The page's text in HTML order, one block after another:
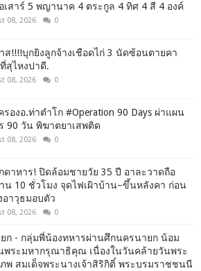
เสาร์ 5 พญานาค 4 ตระกูล 4 ทิศ 4 สี 4 องค์
08, 2026 0
ส!!!!บุกยิงลูกจ้างเชือดไก่ 3 นัดซ้อนตายคา
สุไหงปาดี.
08, 2026 0
รองอ.ท่าตำโก #Operation 90 Days ผ่าแผน
90 วัน พิฆาตยาเสพติด
08, 2026 0
ดาหาร! ปิดล้อมชายวัย 35 ปี อาละวาดถือ
น 10 ชั่วโมง จุดไฟเผิาบ้าน–ขึ้นหลังคา ก่อน
อาวุธมอบตัว
08, 2026 0
ก - กลุ่มพี่น้องทหารผ่านศึกนครนายก น้อม
พระมหากรุณาธิคุณ เนื่องในวันคล้ายวันพระ
พ สมเด็จพระนางเจ้าสิริกิติ์ พระบรมราชชนนี